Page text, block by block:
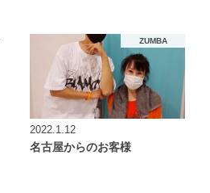
ZUMBA
2022.1.12
名古屋からのお客様